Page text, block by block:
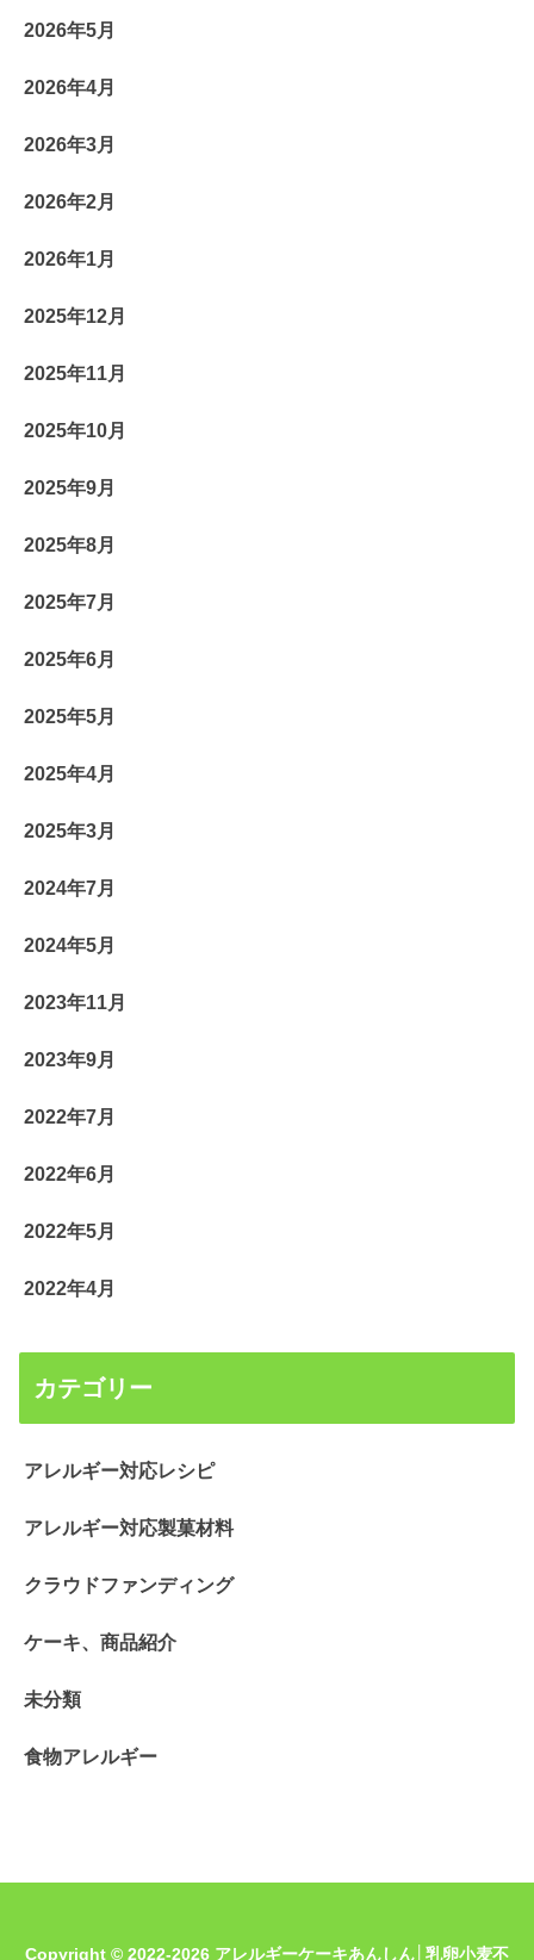
2026年5月
2026年4月
2026年3月
2026年2月
2026年1月
2025年12月
2025年11月
2025年10月
2025年9月
2025年8月
2025年7月
2025年6月
2025年5月
2025年4月
2025年3月
2024年7月
2024年5月
2023年11月
2023年9月
2022年7月
2022年6月
2022年5月
2022年4月
カテゴリー
アレルギー対応レシピ
アレルギー対応製菓材料
クラウドファンディング
ケーキ、商品紹介
未分類
食物アレルギー
Copyright © 2022-2026 アレルギーケーキあんしん│乳卵小麦不